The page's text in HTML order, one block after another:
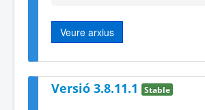
Veure arxius
Versió 3.8.11.1 Stable